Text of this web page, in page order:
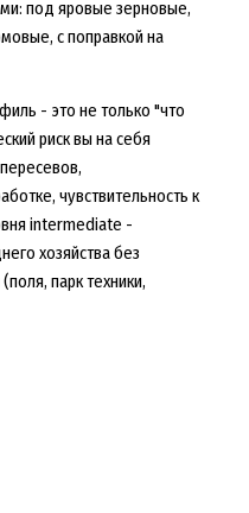
под яровые зерновые,
с поправкой на
- это не только "что
риск вы на себя
чувствительность к
intermediate -
хозяйства без
парк техники,